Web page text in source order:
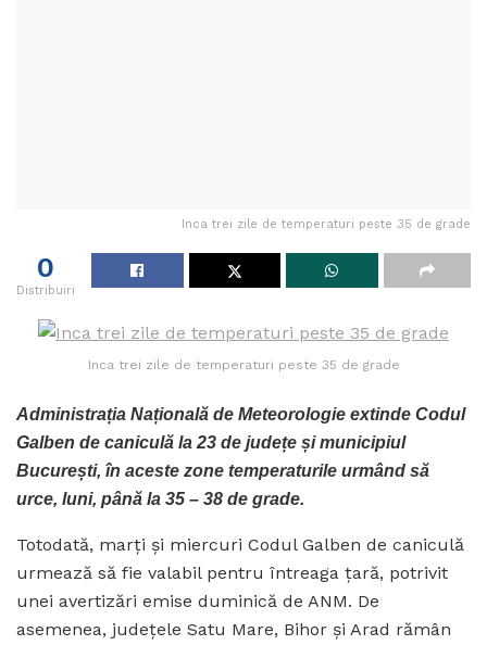
Inca trei zile de temperaturi peste 35 de grade
0
Distribuiri
Inca trei zile de temperaturi peste 35 de grade
Administrația Națională de Meteorologie extinde Codul
Galben de caniculă la 23 de județe și municipiul
București, în aceste zone temperaturile urmând să
urce, luni, până la 35 – 38 de grade.
Totodată, marți și miercuri Codul Galben de caniculă
urmează să fie valabil pentru întreaga țară, potrivit
unei avertizări emise duminică de ANM. De
asemenea, județele Satu Mare, Bihor și Arad rămân